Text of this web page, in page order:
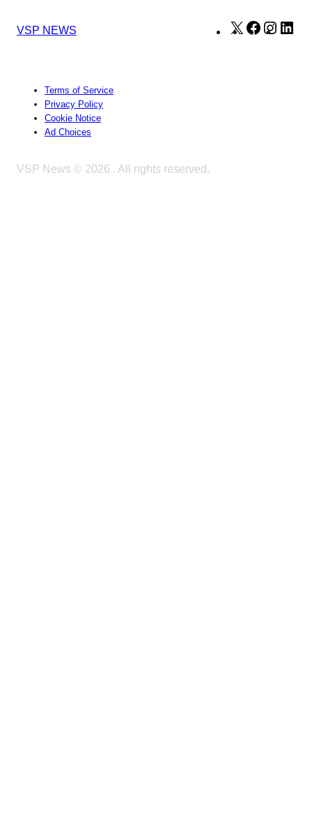
VSP NEWS X Facebook
Terms of Service
Privacy Policy
Cookie Notice
Ad Choices
VSP News © 2026 . All rights reserved.